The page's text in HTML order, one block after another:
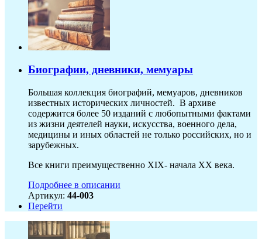
Биографии, дневники, мемуары
Большая коллекция биографий, мемуаров, дневников
известных исторических личностей. В архиве
содержится более 50 изданий с любопытными фактами
из жизни деятелей науки, искусства, военного дела,
медицины и иных областей не только российских, но и
зарубежных.
Все книги преимущественно XIX- начала XX века.
Подробнее в описании
Артикул: 44-003
Перейти